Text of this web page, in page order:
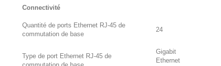
Connectivité
Quantité de ports Ethernet RJ-45 de
commutation de base
24
Type de port Ethernet RJ-45 de
Gigabit
Ethernet